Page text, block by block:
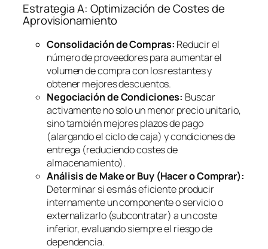
Estrategia A: Optimización de Costes de
Aprovisionamiento
Consolidación de Compras: Reducir el
número de proveedores para aumentar el
volumen de compra con los restantes y
obtener mejores descuentos.
Negociación de Condiciones: Buscar
activamente no solo un menor precio unitario,
sino también mejores plazos de pago
(alargando el ciclo de caja) y condiciones de
entrega (reduciendo costes de
almacenamiento).
Análisis de Make or Buy(Hacer o Comprar):
Determinar si es más eficiente producir
internamente un componente o servicio o
externalizarlo (subcontratar) a un coste
inferior, evaluando siempre el riesgo de
dependencia.